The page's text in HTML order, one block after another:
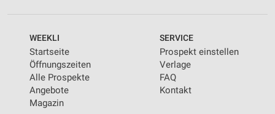
WEEKLI
Startseite
Öffnungszeiten
Alle Prospekte
Angebote
Magazin
SERVICE
Prospekt einstellen
Verlage
FAQ
Kontakt